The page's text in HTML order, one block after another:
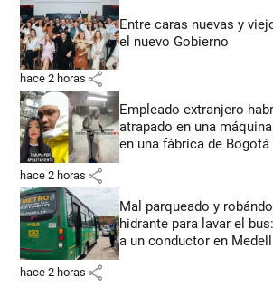
Entre caras nuevas y
el nuevo Gobierno
hace 2 horas share
Empleado extranjero
atrapado en una
en una fábrica de Bogotá
hace 2 horas share
Mal parqueado y
hidrante para lavar el
a un conductor en
hace 2 horas share